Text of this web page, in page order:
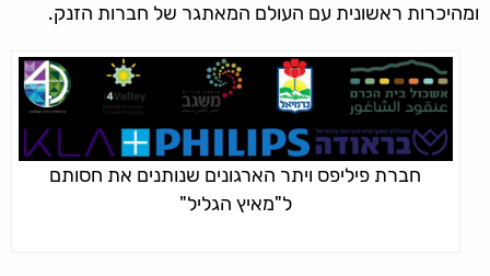
ומהיכרות ראשונית עם העולם המאתגר של חברות הזנק.
חברת פיליפס ויתר הארגונים שנותנים את חסותם
ל"מאיץ הגליל"